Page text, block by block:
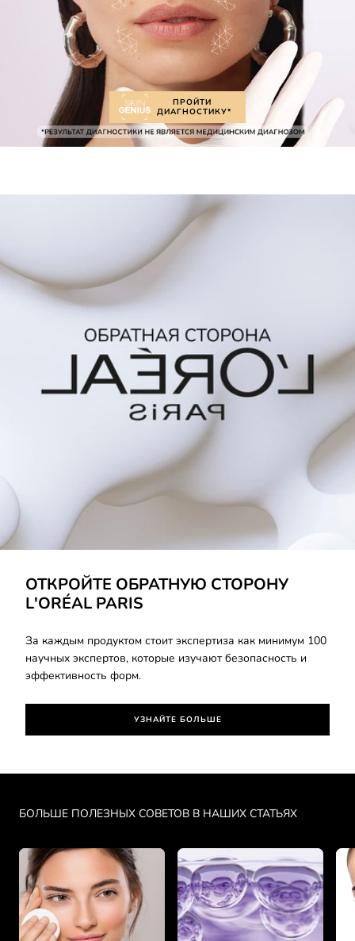
ПРОЙТИ
ДИАГНОСТИКУ*
ОТКРОЙТЕ ОБРАТНУЮ СТОРОНУ
L'ORÉAL PARIS
За каждым продуктом стоит экспертиза как минимум 100
научных экспертов, которые изучают безопасность и
эффективность форм.
УЗНАЙТЕ БОЛЬШЕ
БОЛЬШЕ ПОЛЕЗНЫХ СОВЕТОВ В НАШИХ СТАТЬЯХ